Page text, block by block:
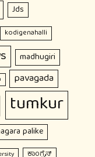
Jds
kodigenahalli
madhugiri
pavagada
tumkur
palike
ಕಾಂಗ್ರೆಸ್